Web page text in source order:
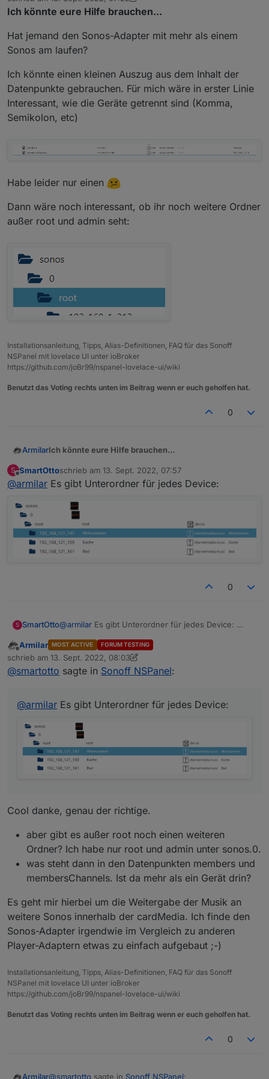
zuletzt editiert von Armilar
Ich könnte eure Hilfe brauchen...
Hat jemand den Sonos-Adapter mit mehr als einem
Sonos am laufen?
Ich könnte einen kleinen Auszug aus dem Inhalt der
Datenpunkte gebrauchen. Für mich wäre in erster Linie
Interessant, wie die Geräte getrennt sind (Komma,
Semikolon, etc)
Habe leider nur einen
Dann wäre noch interessant, ob ihr noch weitere Ordner
außer root und admin seht:
Installationsanleitung, Tipps, Alias-Definitionen, FAQ für das Sonoff
NSPanel mit lovelace UI unter ioBroker
https://github.com/joBr99/nspanel-lovelace-ui/wiki
Benutzt das Voting rechts unten im Beitrag wenn er euch geholfen hat.
0
ArmilarIch könnte eure Hilfe brauchen...
Hat jemand den Sonos-Adapter mit mehr als einem
Sonos am laufen?
Datenpunkte gebrauchen. Für mich wäre in erster Linie
Interessant, wie die Geräte getrennt sind (Komma,
Semikolon, etc)
Habe leider nur einen
S
Offline
SmartOttoschrieb am 13. Sept. 2022, 07:57
zuletzt editiert von
@armilar Es gibt Unterordner für jedes Device:
0
S SmartOtto@armilar Es gibt Unterordner für jedes Device:
Offline
Armilar MOST ACTIVE FORUM TESTING
schrieb am 13. Sept. 2022, 08:03
zuletzt editiert von Armilar
@smartotto sagte in Sonoff NSPanel:
@armilar Es gibt Unterordner für jedes Device:
Cool danke, genau der richtige.
aber gibt es außer root noch einen weiteren
Ordner? Ich habe nur root und admin unter sonos.0.
was steht dann in den Datenpunkten members und
membersChannels. Ist da mehr als ein Gerät drin?
Es geht mir hierbei um die Weitergabe der Musik an
weitere Sonos innerhalb der cardMedia. Ich finde den
Sonos-Adapter irgendwie im Vergleich zu anderen
Player-Adaptern etwas zu einfach aufgebaut ;-)
Installationsanleitung, Tipps, Alias-Definitionen, FAQ für das Sonoff
NSPanel mit lovelace UI unter ioBroker
https://github.com/joBr99/nspanel-lovelace-ui/wiki
Benutzt das Voting rechts unten im Beitrag wenn er euch geholfen hat.
0
Armilar@smartotto sagte in Sonoff NSPanel: